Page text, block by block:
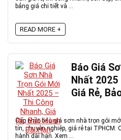
bảng giá chi tiết và ...
READ MORE +
Báo Giá
Nhất
Giá Rẻ,
Cập nhật báo giá sơn nhà trọn gói
tín, chuyên nghiệp, giá rẻ tại TPHCM.
hành dài hạn. Xem ...